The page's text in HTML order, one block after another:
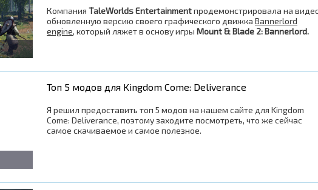
Компания TaleWorlds Entertainmentпродемонстрировала на
обновленную версию своего графического движка Bannerlord
engine, который ляжет в основу игры Mount & Blade 2: Bannerlord.
Топ 5 модов для Kingdom Come: Deliverance
Я решил предоставить топ 5 модов на нашем сайте для Kingdom
Come: Deliverance, поэтому заходите посмотреть, что же сейчас
самое скачиваемое и самое полезное.